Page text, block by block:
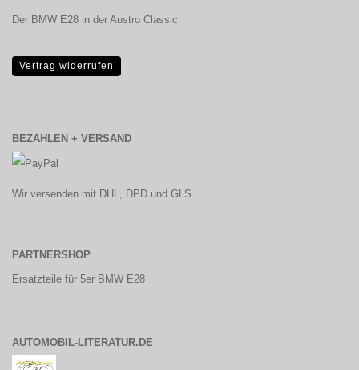
Der BMW E28 in der Austro Classic
Vertrag widerrufen
BEZAHLEN + VERSAND
Wir versenden mit DHL, DPD und GLS.
PARTNERSHOP
Ersatzteile für 5er BMW E28
AUTOMOBIL-LITERATUR.DE